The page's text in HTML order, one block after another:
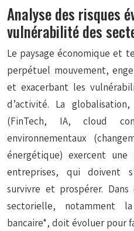
Analyse des risques
vulnérabilité des
Le paysage économique et
perpétuel mouvement,
et exacerbant les
d’activité. La
(FinTech, IA, cloud
environnementaux
énergétique) exercent une
entreprises, qui doivent
survivre et prospérer.
sectorielle, notamment
bancaire*, doit évoluer pour